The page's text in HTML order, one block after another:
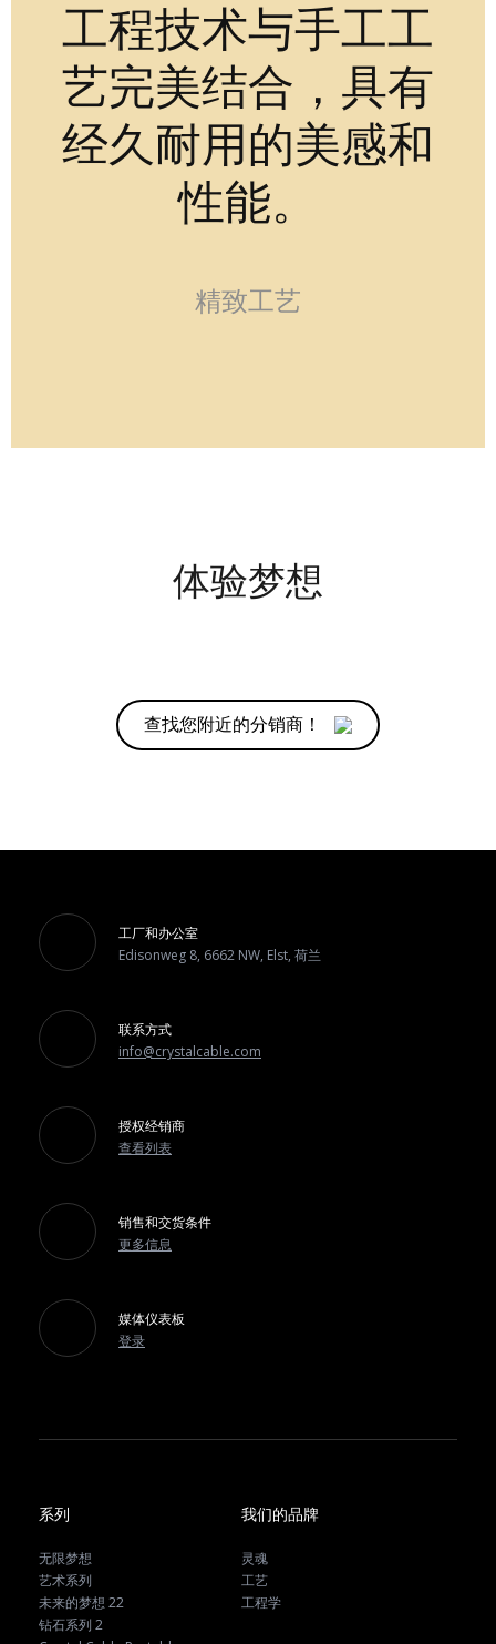
工程技术与手工工
艺完美结合，具有
经久耐用的美感和
性能。
精致工艺
体验梦想
查找您附近的分销商！
工厂和办公室
Edisonweg 8, 6662 NW, Elst, 荷兰
联系方式
info@crystalcable.com
授权经销商
查看列表
销售和交货条件
更多信息
媒体仪表板
登录
系列
无限梦想
艺术系列
未来的梦想 22
钻石系列 2
我们的品牌
灵魂
工艺
工程学